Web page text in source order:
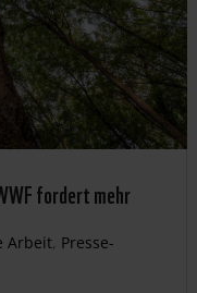
fordert mehr
Arbeit, Presse-